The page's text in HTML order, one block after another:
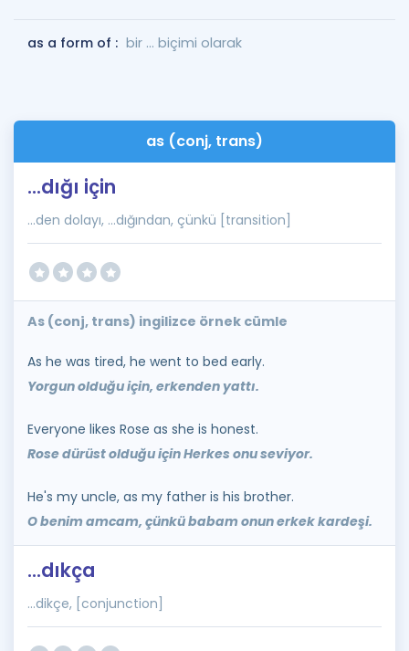
as a form of : bir … biçimi olarak
as (conj, trans)
...dığı için
...den dolayı, ...dığından, çünkü [transition]
As (conj, trans) ingilizce örnek cümle
As he was tired, he went to bed early.
Yorgun olduğu için, erkenden yattı.
Everyone likes Rose as she is honest.
Rose dürüst olduğu için Herkes onu seviyor.
He's my uncle, as my father is his brother.
O benim amcam, çünkü babam onun erkek kardeşi.
...dıkça
...dikçe, [conjunction]